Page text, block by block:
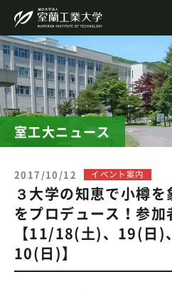
室工大ニュース
2017/10/12 イベント案内
３大学の知恵で小樽
をプロデュース！参加
【11/18(土)、19(日)
10(日)】